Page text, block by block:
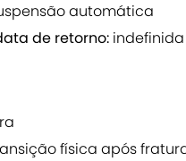
automática
de retorno: indefinida
física após